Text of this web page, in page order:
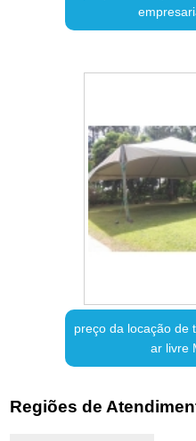
preço da locação de
ar livre
Regiões de